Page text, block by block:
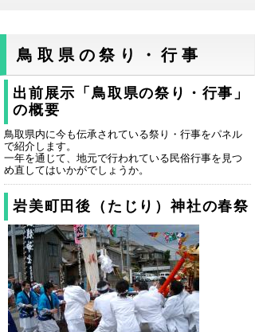
鳥取県の祭り・行事
出前展示「鳥取県の祭り・行事」
の概要
鳥取県内に今も伝承されている祭り・行事をパネル
で紹介します。
一年を通じて、地元で行われている民俗行事を見つ
め直してはいかがでしょうか。
岩美町田後（たじり）神社の春祭